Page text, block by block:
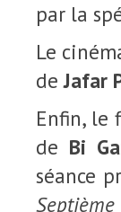
par la
Le
deJafar
Enfin, le
de Bi
séance
Septième